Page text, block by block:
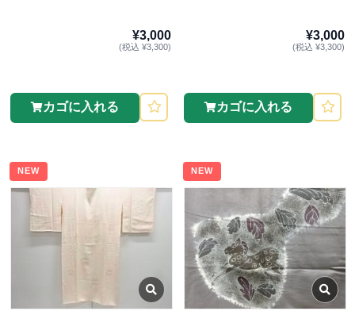
¥3,000
(税込 ¥3,300)
カゴに入れる
¥3,000
(税込 ¥3,300)
カゴに入れる
NEW NEW